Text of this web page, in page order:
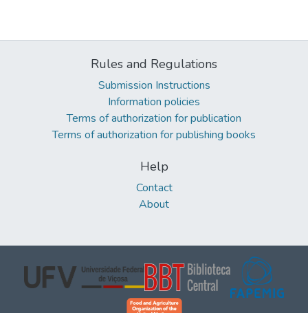
Rules and Regulations
Submission Instructions
Information policies
Terms of authorization for publication
Terms of authorization for publishing books
Help
Contact
About